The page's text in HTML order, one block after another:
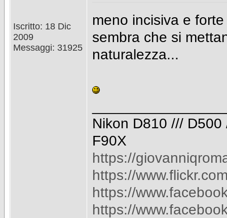
Iscritto: 18 Dic
2009
Messaggi: 31925
meno incisiva e
sembra che si
naturalezza...
Nikon D810 ///
F90X
https://
https://
https://
https://